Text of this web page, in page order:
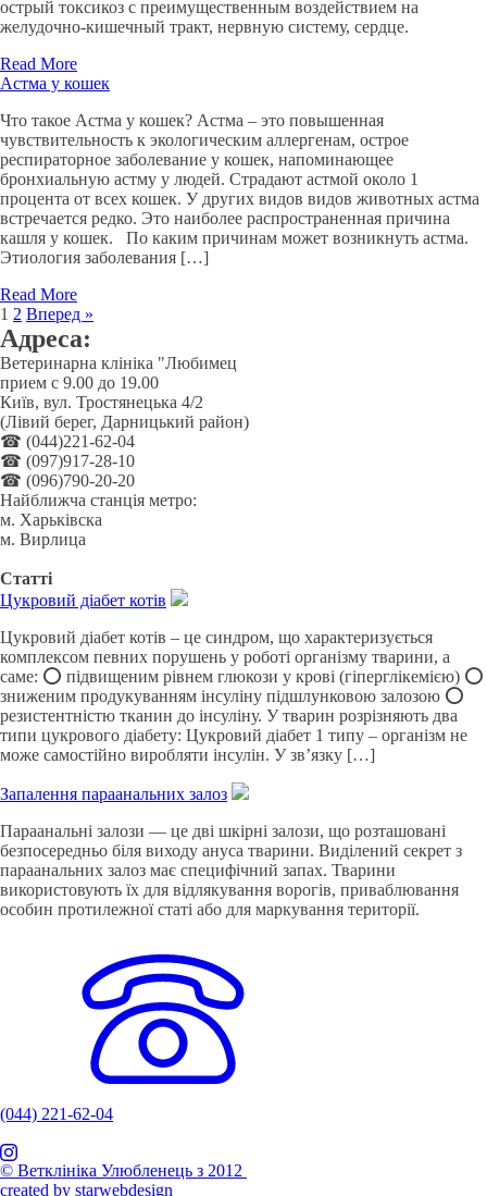
острый токсикоз с преимущественным воздействием на
желудочно-кишечный тракт, нервную систему, сердце.
Read More
Астма у кошек
Что такое Астма у кошек? Астма – это повышенная
чувствительность к экологическим аллергенам, острое
респираторное заболевание у кошек, напоминающее
бронхиальную астму у людей. Страдают астмой около 1
процента от всех кошек. У других видов видов животных астма
встречается редко. Это наиболее распространенная причина
кашля у кошек. По каким причинам может возникнуть астма.
Этиология заболевания […]
Read More
1 2 Вперед »
Адреса:
Ветеринарна клініка "Любимец
прием с 9.00 до 19.00
Київ, вул. Тростянецька 4/2
(Лівий берег, Дарницький район)
☎ (044)221-62-04
☎ (097)917-28-10
☎ (096)790-20-20
Найближча станція метро:
м. Харьківска
м. Вирлица
Статті
Цукровий діабет котів
Цукровий діабет котів – це синдром, що характеризується
комплексом певних порушень у роботі організму тварини, а
саме: ⭕️ підвищеним рівнем глюкози у крові (гіперглікемією) ⭕️
зниженим продукуванням інсуліну підшлунковою залозою ⭕️
резистентністю тканин до інсуліну. У тварин розрізняють два
типи цукрового діабету: Цукровий діабет 1 типу – організм не
може самостійно виробляти інсулін. У зв’язку […]
Запалення параанальних залоз
Параанальні залози — це дві шкірні залози, що розташовані
безпосередньо біля виходу ануса тварини. Виділений секрет з
параанальних залоз має специфічний запах. Тварини
використовують їх для відлякування ворогів, приваблювання
особин протилежної статі або для маркування території.
(044) 221-62-04
© Ветклініка Улюбленець з 2012
created by starwebdesign